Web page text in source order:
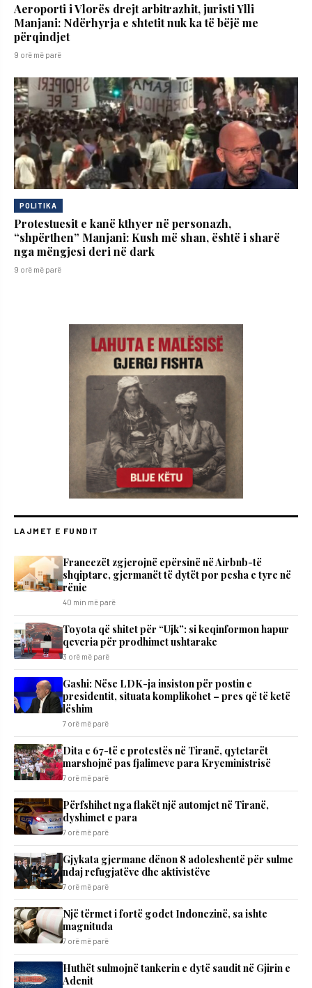
Aeroporti i Vlorës drejt arbitrazhit, juristi Ylli
Manjani: Ndërhyrja e shtetit nuk ka të bëjë me
përqindjet
9 orë më parë
POLITIKA
Protestuesit e kanë kthyer në personazh,
“shpërthen” Manjani: Kush më shan, është i sharë
nga mëngjesi deri në dark
9 orë më parë
LAJMET E FUNDIT
Francezët zgjerojnë epërsinë në Airbnb-të
shqiptare, gjermanët të dytët por pesha e tyre në
rënie
40 min më parë
Toyota që shitet për “Ujk”: si keqinformon hapur
qeveria për prodhimet ushtarake
3 orë më parë
Gashi: Nëse LDK-ja insiston për postin e
presidentit, situata komplikohet – pres që të ketë
lëshim
7 orë më parë
Dita e 67-të e protestës në Tiranë, qytetarët
marshojnë pas fjalimeve para Kryeministrisë
7 orë më parë
Përfshihet nga flakët një automjet në Tiranë,
dyshimet e para
7 orë më parë
Gjykata gjermane dënon 8 adoleshentë për sulme
ndaj refugjatëve dhe aktivistëve
7 orë më parë
Një tërmet i fortë godet Indonezinë, sa ishte
magnituda
7 orë më parë
Huthët sulmojnë tankerin e dytë saudit në Gjirin e
Adenit